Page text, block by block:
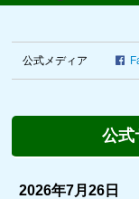
公式メディア
公式
2026年7月26日